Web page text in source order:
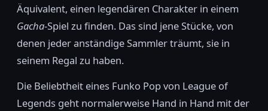
Äquivalent, einen legendären Charakter in einem
Gacha-Spiel zu finden. Das sind jene Stücke, von
denen jeder anständige Sammler träumt, sie in
seinem Regal zu haben.
Die Beliebtheit eines Funko Pop von League of
Legends geht normalerweise Hand in Hand mit der